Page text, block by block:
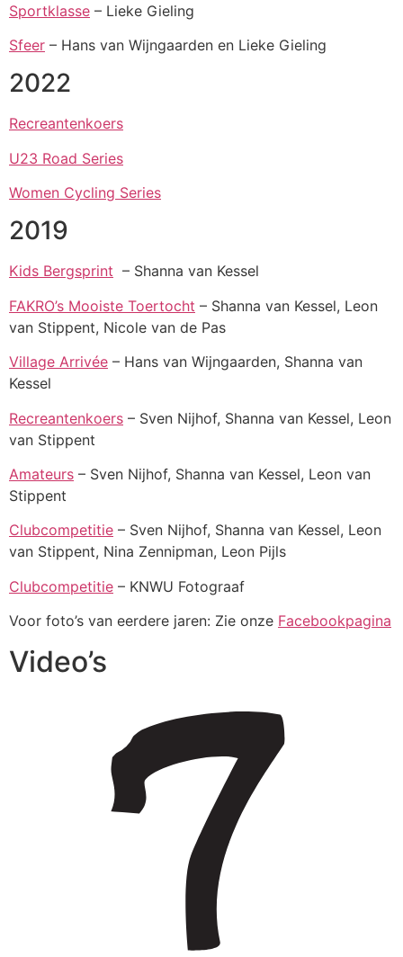
Sportklasse – Lieke Gieling
Sfeer – Hans van Wijngaarden en Lieke Gieling
2022
Recreantenkoers
U23 Road Series
Women Cycling Series
2019
Kids Bergsprint – Shanna van Kessel
FAKRO’s Mooiste Toertocht – Shanna van Kessel, Leon
van Stippent, Nicole van de Pas
Village Arrivée – Hans van Wijngaarden, Shanna van
Kessel
Recreantenkoers – Sven Nijhof, Shanna van Kessel, Leon
van Stippent
Amateurs – Sven Nijhof, Shanna van Kessel, Leon van
Stippent
Clubcompetitie – Sven Nijhof, Shanna van Kessel, Leon
van Stippent, Nina Zennipman, Leon Pijls
Clubcompetitie – KNWU Fotograaf
Voor foto’s van eerdere jaren: Zie onze Facebookpagina
Video’s